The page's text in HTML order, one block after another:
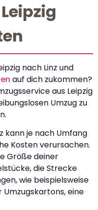
nach Linz und
auf dich zukommen?
aus Leipzig
Umzug zu
kann je nach Umfang
Kosten verursachen.
Größe deiner
die Strecke
wie beispielsweise
Umzugskartons, eine